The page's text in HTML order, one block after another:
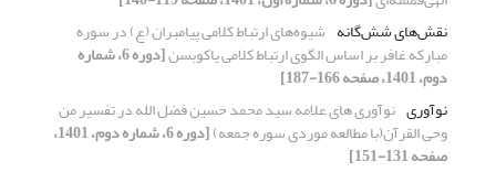
نقش‌هاى شش‌گانه شیوه‌های ارتباط کلامی پیامبران (ع) در سوره
مبارکه غافر بر اساس الگوی ارتباط کلامی یاکوبسن [دوره 6، شماره
دوم، 1401، صفحه 166-187]
نوآوری نوآوری های علامه سید محمد حسین فضل الله در تفسیر من
وحی القرآن(با مطالعه موردی سوره جمعه) [دوره 6، شماره دوم، 1401،
صفحه 131-151]